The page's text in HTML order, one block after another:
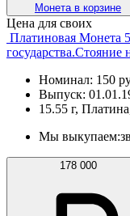
Монета в корзине
Цена для своих
Платиновая Монета
государства.Стояние
Номинал: 150
Выпуск:
15.55 г,
Мы выкупаем:
178 000